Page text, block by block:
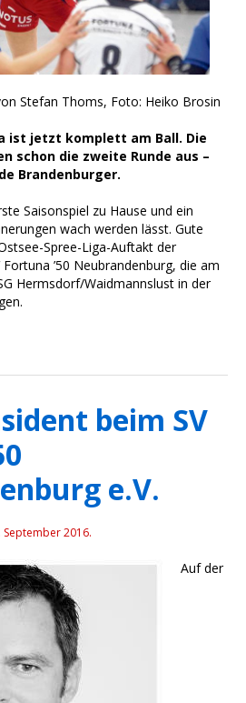
Stefan Thoms, Foto: Heiko Brosin
ist jetzt komplett am Ball. Die
schon die zweite Runde aus –
Brandenburger.
Saisonspiel zu Hause und ein
wach werden lässt. Gute
Spree-Liga-Auftakt der
’50 Neubrandenburg, die am
Hermsdorf/Waidmannslust in der
beim SV
e.V.
September 2016.
Auf der